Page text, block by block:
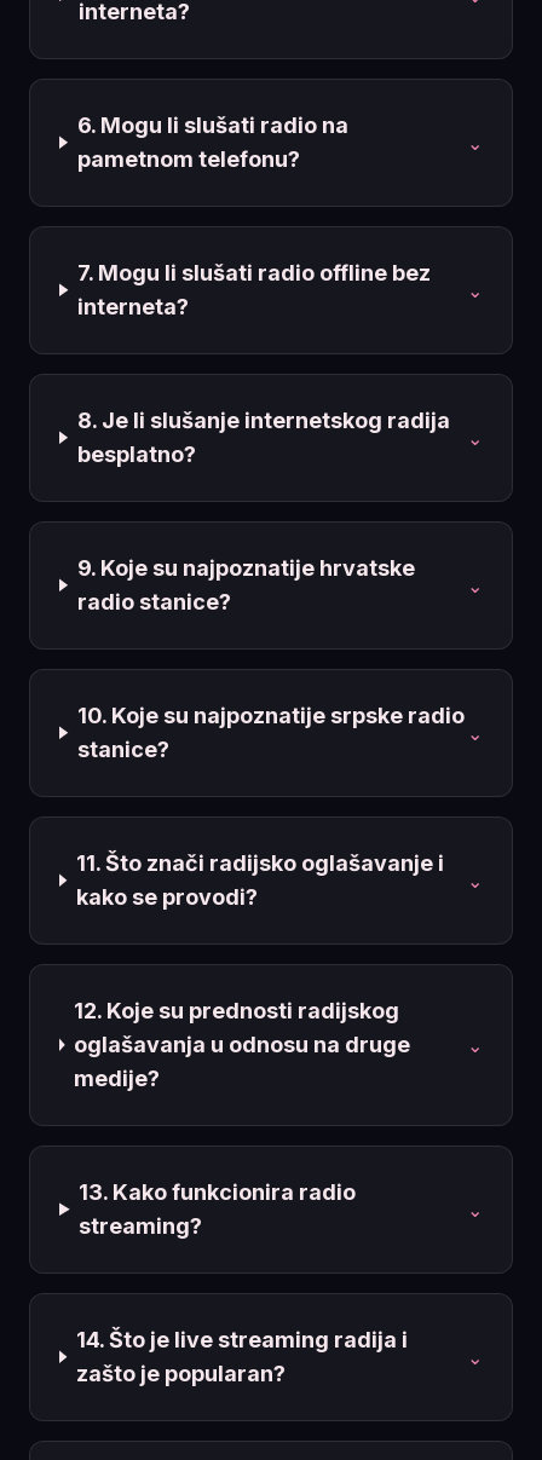
interneta?
6. Mogu li slušati radio na
pametnom telefonu?
⌄
7. Mogu li slušati radio offline bez
interneta?
⌄
8. Je li slušanje internetskog radija
besplatno?
⌄
9. Koje su najpoznatije hrvatske
radio stanice?
⌄
10. Koje su najpoznatije srpske radio
stanice?
⌄
11. Što znači radijsko oglašavanje i
kako se provodi?
⌄
12. Koje su prednosti radijskog
oglašavanja u odnosu na druge
medije?
⌄
13. Kako funkcionira radio
streaming?
⌄
14. Što je live streaming radija i
zašto je popularan?
⌄